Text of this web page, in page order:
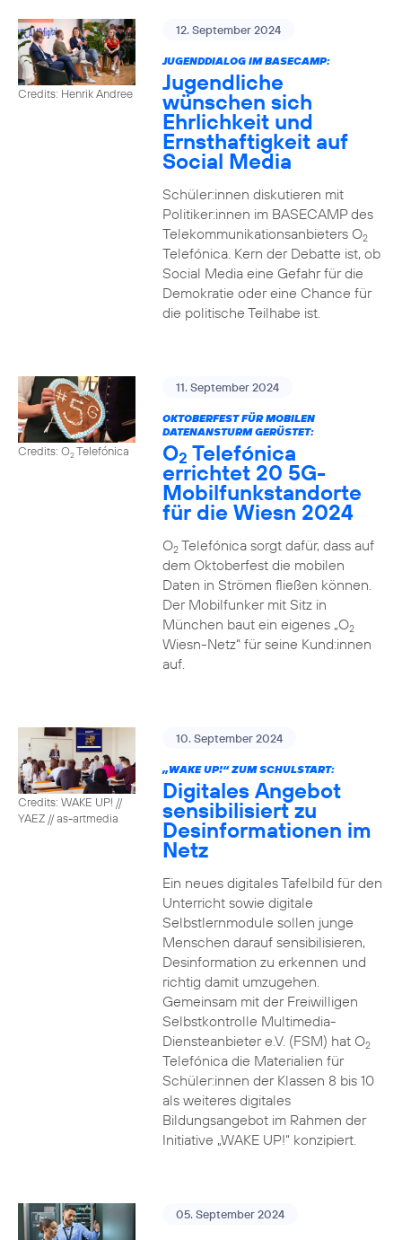
Credits: Henrik Andree
12. September 2024
JUGENDDIALOG IM BASECAMP:
Jugendliche
wünschen sich
Ehrlichkeit und
Ernsthaftigkeit auf
Social Media
Schüler:innen diskutieren mit
Politiker:innen im BASECAMP des
Telekommunikationsanbieters O2
Telefónica. Kern der Debatte ist, ob
Social Media eine Gefahr für die
Demokratie oder eine Chance für
die politische Teilhabe ist.
Credits: O2Telefónica
11. September 2024
OKTOBERFEST FÜR MOBILEN
DATENANSTURM GERÜSTET:
O2 Telefónica
errichtet 20 5G-
Mobilfunkstandorte
für die Wiesn 2024
O2Telefónica sorgt dafür, dass auf
dem Oktoberfest die mobilen
Daten in Strömen fließen können.
Der Mobilfunker mit Sitz in
München baut ein eigenes „O2
Wiesn-Netz“ für seine Kund:innen
auf.
Credits: WAKE UP! //
YAEZ // as-artmedia
10. September 2024
„WAKE UP!“ ZUM SCHULSTART:
Digitales Angebot
sensibilisiert zu
Desinformationen im
Netz
Ein neues digitales Tafelbild für den
Unterricht sowie digitale
Selbstlernmodule sollen junge
Menschen darauf sensibilisieren,
Desinformation zu erkennen und
richtig damit umzugehen.
Gemeinsam mit der Freiwilligen
Selbstkontrolle Multimedia-
Diensteanbieter e.V. (FSM) hat O2
Telefónica die Materialien für
Schüler:innen der Klassen 8 bis 10
als weiteres digitales
Bildungsangebot im Rahmen der
Initiative „WAKE UP!“ konzipiert.
05. September 2024